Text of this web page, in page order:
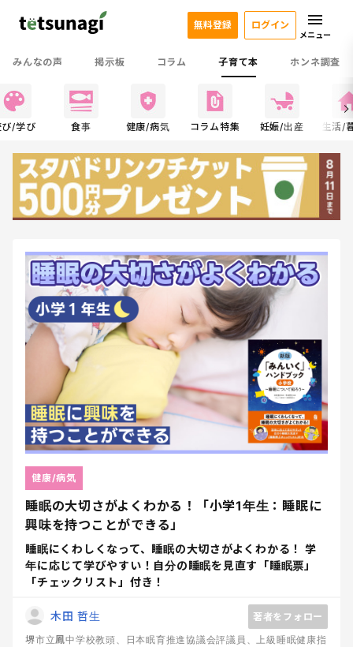
みんなの声 掲示板 コラム 子育て本 ホンネ調査
無料登録 ログイン
メニュー
び/学び 食事 健康/病気 コラム特集 妊娠/出産 生活/
睡眠の大切さがよくわかる！「小学1年生：睡眠に
興味を持つことができる」
睡眠にくわしくなって、睡眠の大切さがよくわかる！ 学
年に応じて学びやすい！自分の睡眠を見直す「睡眠票」
「チェックリスト」付き！
健康/病気
木田 哲生
著者をフォロー
堺市立鳳中学校教頭、日本眠育推進協議会評議員、上級睡眠健康指